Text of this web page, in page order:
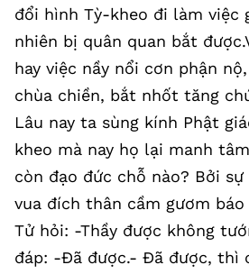
đổi hình Tỳ-kheo đi làm việc
nhiên bị quân quan bắt
hay việc nầy nổi cơn phận
chùa chiền, bắt nhốt tăng
Lâu nay ta sùng kính Phật
kheo mà nay họ lại manh
còn đạo đức chỗ nào? Bởi
vua đích thân cầm gươm
Tử hỏi: -Thầy được không
đáp: -Đã được.- Đã được, thì